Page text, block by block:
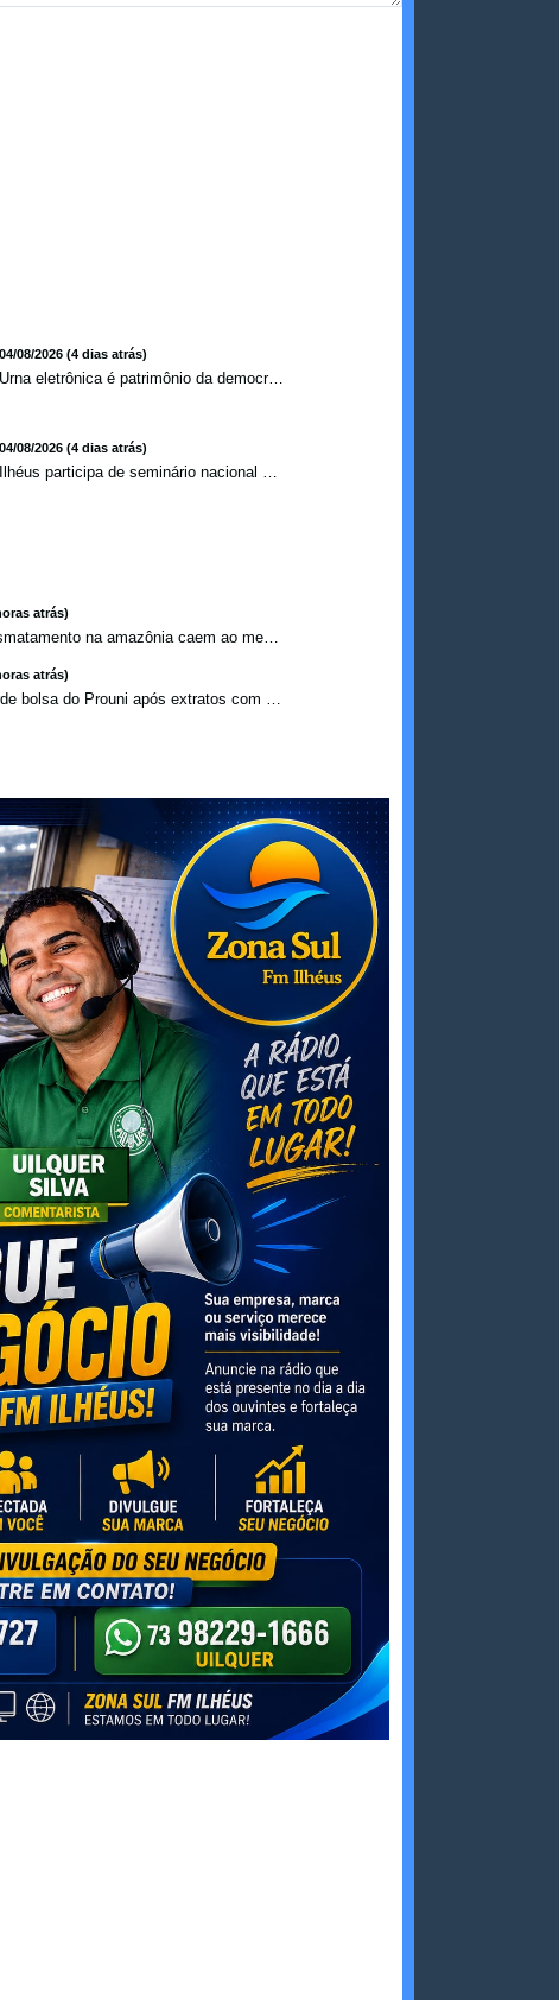
04/08/2026 (4 dias atrás)
Urna eletrônica é patrimônio da democracia, diz presidente do TSE
04/08/2026 (4 dias atrás)
atrás)
atrás)